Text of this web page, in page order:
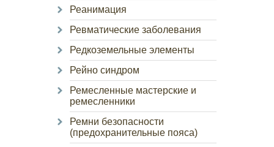
Реанимация
Ревматические заболевания
Редкоземельные элементы
Рейно синдром
Ремесленные мастерские и
ремесленники
Ремни безопасности
(предохранительные пояса)